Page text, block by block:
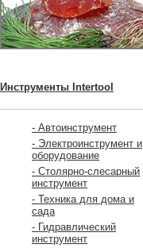
Инструменты Intertool
- Автоинструмент
- Электроинструмент и
оборудование
- Столярно-слесарный
инструмент
- Техника для дома и
сада
- Гидравлический
инструмент